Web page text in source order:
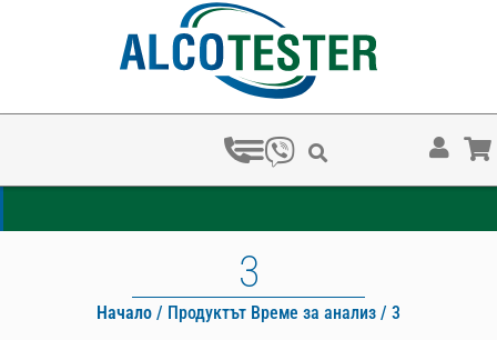
3
Начало / Продуктът Време за анализ / 3